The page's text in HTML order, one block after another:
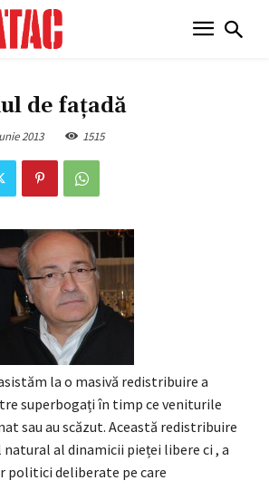
de fațadă
2013 1515
la o masivă redistribuire a
superbogați în timp ce veniturile
sau au scăzut. Această redistribuire
al dinamicii pieței libere ci , a
deliberate pe care